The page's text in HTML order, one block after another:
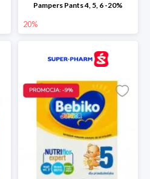
Pampers Pants 4, 5, 6 -20%
20%